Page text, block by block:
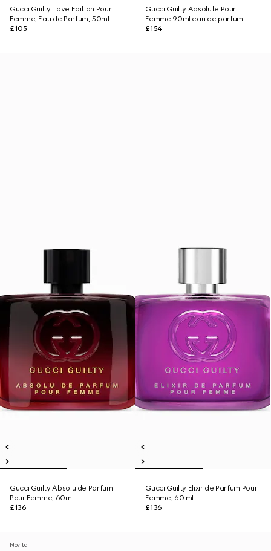
Gucci Guilty Love Edition Pour
Femme, Eau de Parfum, 50ml
£105
Gucci Guilty Absolute Pour
Femme 90ml eau de parfum
£154
Gucci Guilty Absolu de Parfum
Pour Femme, 60ml
£136
Gucci Guilty Elixir de Parfum Pour
Femme, 60 ml
£136
Novità